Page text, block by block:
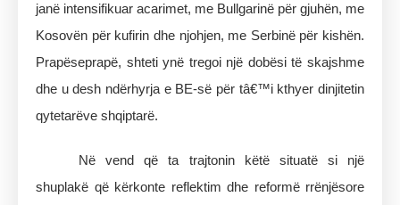
janë intensifikuar acarimet, me Bullgarinë për gjuhën, me
Kosovën për kufirin dhe njohjen, me Serbinë për kishën.
Prapëseprapë, shteti ynë tregoi një dobësi të skajshme
dhe u desh ndërhyrja e BE-së për tâ€™i kthyer dinjitetin
qytetarëve shqiptarë.
Në vend që ta trajtonin këtë situatë si një
shuplakë që kërkonte reflektim dhe reformë rrënjësore